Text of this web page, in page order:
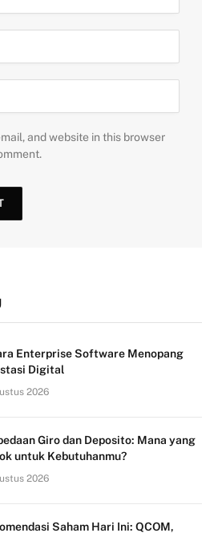
and website in this browser
Enterprise Software Menopang
Digital
2026
Giro dan Deposito: Mana yang
untuk Kebutuhanmu?
2026
Saham Hari Ini: QCOM,